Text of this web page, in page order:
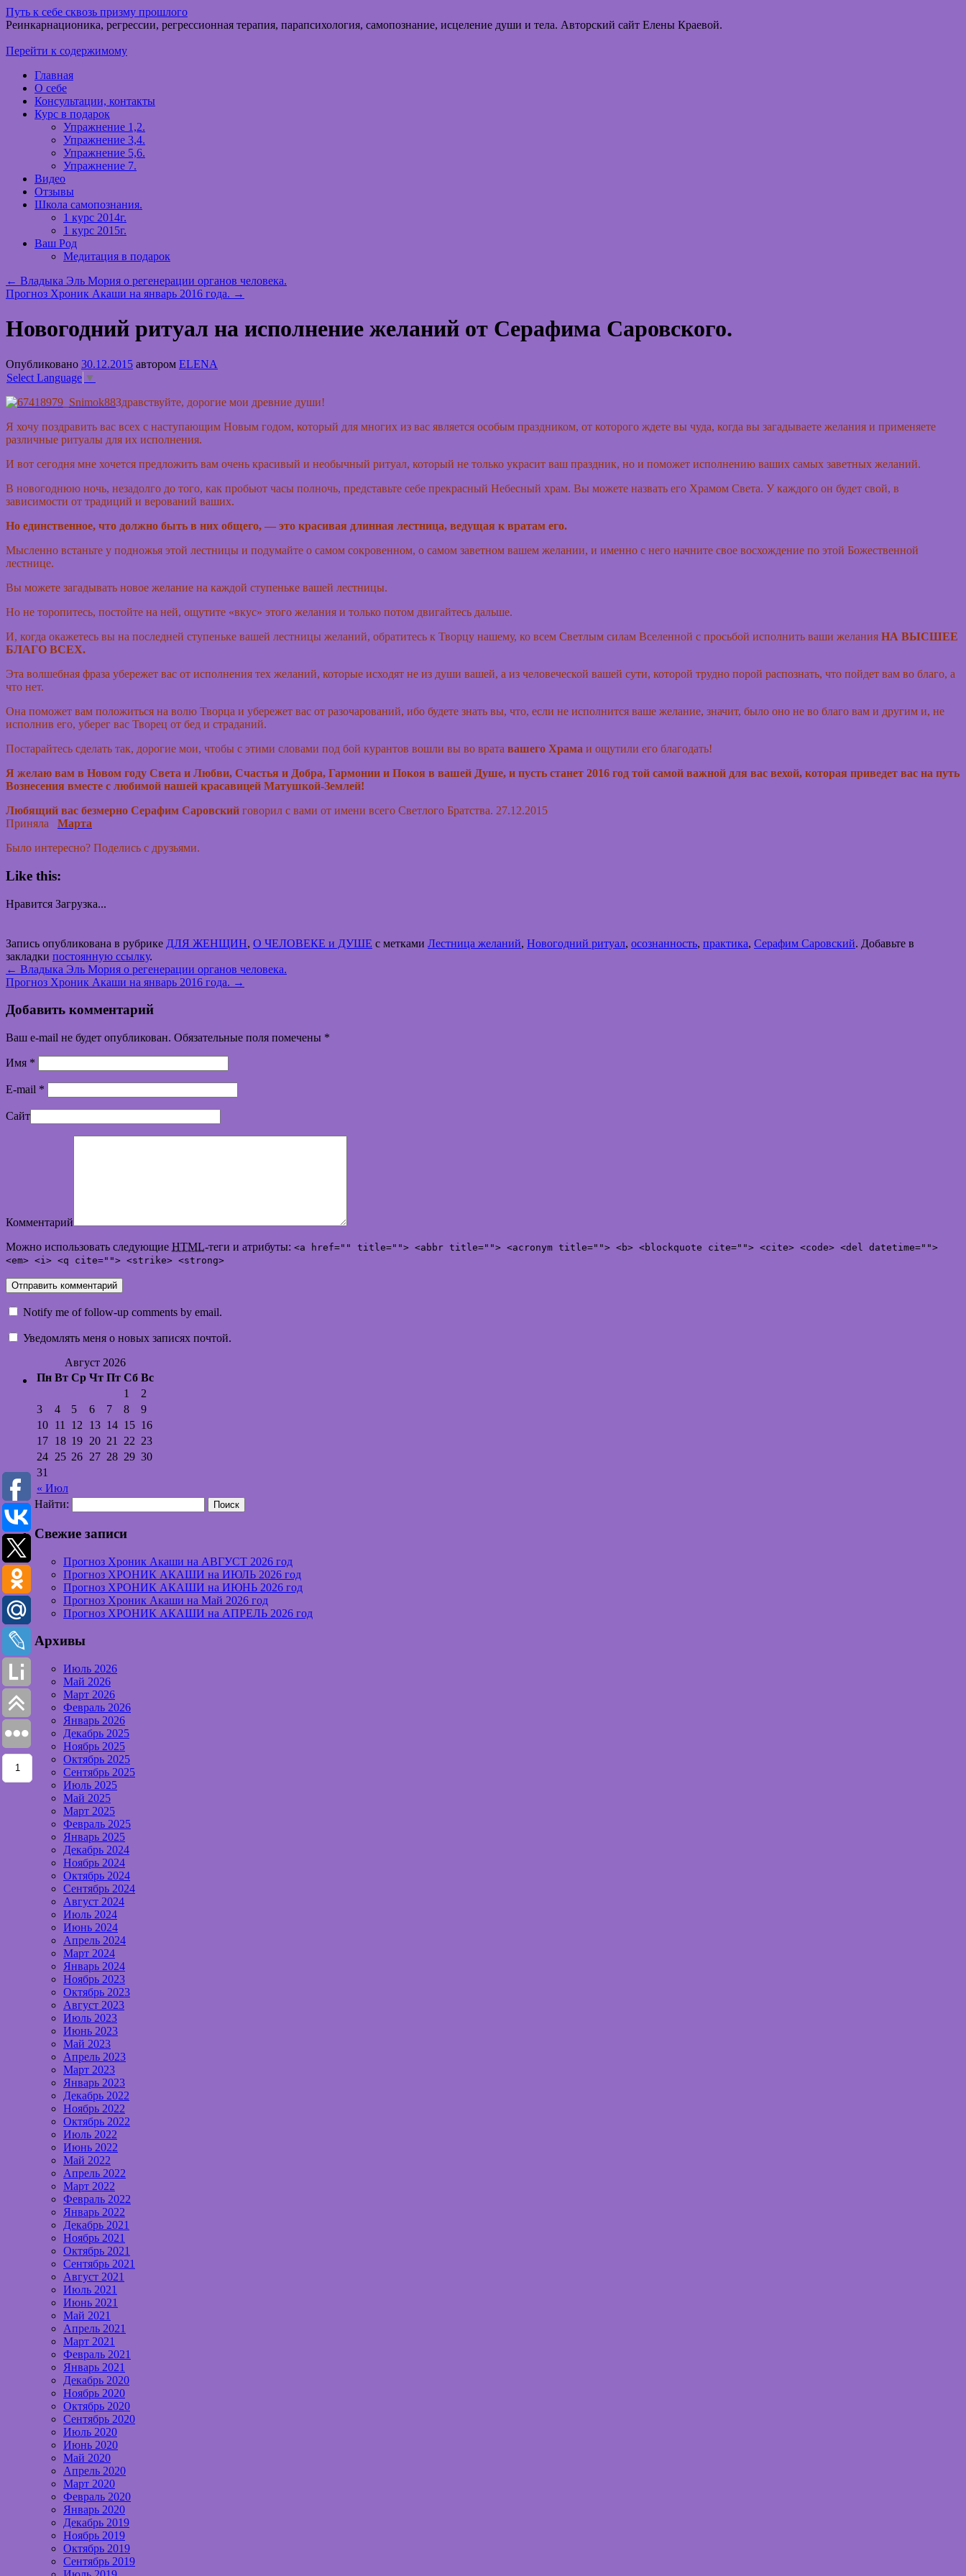
Путь к себе сквозь призму прошлого
Реинкарнационика, регрессии, регрессионная терапия, парапсихология, самопознание, исцеление души и тела. Авторский сайт Елены Краевой.
Перейти к содержимому
Главная
О себе
Консультации, контакты
Курс в подарок
Упражнение 1,2.
Упражнение 3,4.
Упражнение 5,6.
Упражнение 7.
Видео
Отзывы
Школа самопознания.
1 курс 2014г.
1 курс 2015г.
Ваш Род
Медитация в подарок
← Владыка Эль Мория о регенерации органов человека.
Прогноз Хроник Акаши на январь 2016 года. →
Новогодний ритуал на исполнение желаний от Серафима Саровского.
Опубликовано 30.12.2015 автором ELENA
Select Language ▼
Здравствуйте, дорогие мои древние души!
Я хочу поздравить вас всех с наступающим Новым годом, который для многих из вас является особым праздником, от которого ждете вы чуда, когда вы загадываете желания и применяете
различные ритуалы для их исполнения.
И вот сегодня мне хочется предложить вам очень красивый и необычный ритуал, который не только украсит ваш праздник, но и поможет исполнению ваших самых заветных желаний.
В новогоднюю ночь, незадолго до того, как пробьют часы полночь, представьте себе прекрасный Небесный храм. Вы можете назвать его Храмом Света. У каждого он будет свой, в
зависимости от традиций и верований ваших.
Но единственное, что должно быть в них общего, — это красивая длинная лестница, ведущая к вратам его.
Мысленно встаньте у подножья этой лестницы и подумайте о самом сокровенном, о самом заветном вашем желании, и именно с него начните свое восхождение по этой Божественной
лестнице.
Вы можете загадывать новое желание на каждой ступеньке вашей лестницы.
Но не торопитесь, постойте на ней, ощутите «вкус» этого желания и только потом двигайтесь дальше.
И, когда окажетесь вы на последней ступеньке вашей лестницы желаний, обратитесь к Творцу нашему, ко всем Светлым силам Вселенной с просьбой исполнить ваши желания НА ВЫСШЕЕ
БЛАГО ВСЕХ.
Эта волшебная фраза убережет вас от исполнения тех желаний, которые исходят не из души вашей, а из человеческой вашей сути, которой трудно порой распознать, что пойдет вам во благо, а
что нет.
Она поможет вам положиться на волю Творца и убережет вас от разочарований, ибо будете знать вы, что, если не исполнится ваше желание, значит, было оно не во благо вам и другим и, не
исполнив его, уберег вас Творец от бед и страданий.
Постарайтесь сделать так, дорогие мои, чтобы с этими словами под бой курантов вошли вы во врата вашего Храма и ощутили его благодать!
Я желаю вам в Новом году Света и Любви, Счастья и Добра, Гармонии и Покоя в вашей Душе, и пусть станет 2016 год той самой важной для вас вехой, которая приведет вас на путь
Вознесения вместе с любимой нашей красавицей Матушкой-Землей!
Любящий вас безмерно Серафим Саровский говорил с вами от имени всего Светлого Братства. 27.12.2015
Приняла
Марта
Было интересно? Поделись с друзьями.
Like this:
Нравится Загрузка...
1
Запись опубликована в рубрике ДЛЯ ЖЕНЩИН, О ЧЕЛОВЕКЕ и ДУШЕ с метками Лестница желаний, Новогодний ритуал, осознанность, практика, Серафим Саровский. Добавьте в
закладки постоянную ссылку.
← Владыка Эль Мория о регенерации органов человека.
Прогноз Хроник Акаши на январь 2016 года. →
Добавить комментарий
Ваш e-mail не будет опубликован. Обязательные поля помечены *
Имя *
E-mail *
Сайт
Комментарий
Можно использовать следующие HTML-теги и атрибуты: <a href="" title=""> <abbr title=""> <acronym title=""> <b> <blockquote cite=""> <cite> <code> <del datetime="">
<em> <i> <q cite=""> <strike> <strong>
Notify me of follow-up comments by email.
Уведомлять меня о новых записях почтой.
Август 2026
Пн Вт Ср Чт Пт Сб Вс
« Июл
1
2
3
4 5 6 7 8
9
10 11 12 13 14 15 16
17 18 19 20 21 22 23
24 25 26 27 28 29 30
31
Найти:
Свежие записи
Прогноз Хроник Акаши на АВГУСТ 2026 год
Прогноз ХРОНИК АКАШИ на ИЮЛЬ 2026 год
Прогноз ХРОНИК АКАШИ на ИЮНЬ 2026 год
Прогноз Хроник Акаши на Май 2026 год
Прогноз ХРОНИК АКАШИ на АПРЕЛЬ 2026 год
Архивы
Июль 2026
Май 2026
Март 2026
Февраль 2026
Январь 2026
Декабрь 2025
Ноябрь 2025
Октябрь 2025
Сентябрь 2025
Июль 2025
Май 2025
Март 2025
Февраль 2025
Январь 2025
Декабрь 2024
Ноябрь 2024
Октябрь 2024
Сентябрь 2024
Август 2024
Июль 2024
Июнь 2024
Апрель 2024
Март 2024
Январь 2024
Ноябрь 2023
Октябрь 2023
Август 2023
Июль 2023
Июнь 2023
Май 2023
Апрель 2023
Март 2023
Январь 2023
Декабрь 2022
Ноябрь 2022
Октябрь 2022
Июль 2022
Июнь 2022
Май 2022
Апрель 2022
Март 2022
Февраль 2022
Январь 2022
Декабрь 2021
Ноябрь 2021
Октябрь 2021
Сентябрь 2021
Август 2021
Июль 2021
Июнь 2021
Май 2021
Апрель 2021
Март 2021
Февраль 2021
Январь 2021
Декабрь 2020
Ноябрь 2020
Октябрь 2020
Сентябрь 2020
Июль 2020
Июнь 2020
Май 2020
Апрель 2020
Март 2020
Февраль 2020
Январь 2020
Декабрь 2019
Ноябрь 2019
Октябрь 2019
Сентябрь 2019
1